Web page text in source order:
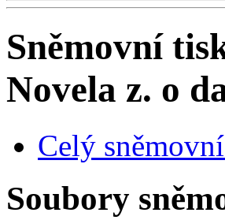
Sněmovní
Novela z. o
Celý
Soubory